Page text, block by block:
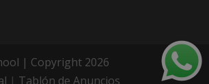
| Copyright 2026
| Tablón de Anuncios